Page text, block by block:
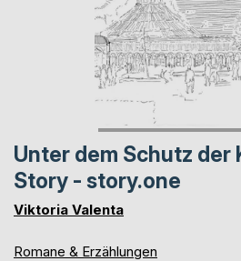
Unter dem Schutz der
Story - story.one
Viktoria Valenta
Romane & Erzählungen